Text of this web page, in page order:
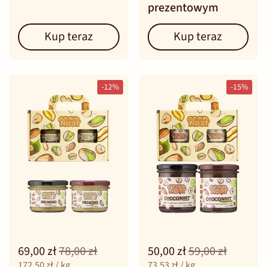
Kup teraz
prezentowym
Kup teraz
69,00 zł78,00 zł
-12%
50,00 zł59,00 zł
-15%